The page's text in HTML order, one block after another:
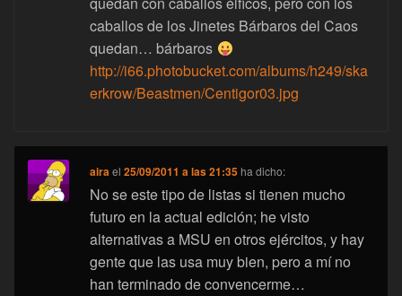
caballos de los Jinetes Bárbaros del Caos
quedan… bárbaros
http://i66.photobucket.com/albums/h249/ska
erkrow/Beastmen/Centigor03.jpg
airael25/09/2011 a las 21:35 ha dicho:
No se este tipo de listas si tienen mucho
futuro en la actual edición; he visto
alternativas a MSU en otros ejércitos, y hay
gente que las usa muy bien, pero a mí no
han terminado de convencerme…